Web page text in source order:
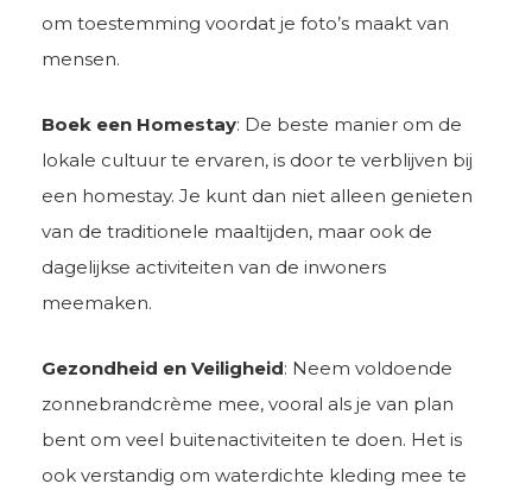
om toestemming voordat je foto’s maakt van
mensen.
Boek een Homestay: De beste manier om de
lokale cultuur te ervaren, is door te verblijven bij
een homestay. Je kunt dan niet alleen genieten
van de traditionele maaltijden, maar ook de
dagelijkse activiteiten van de inwoners
meemaken.
Gezondheid en Veiligheid: Neem voldoende
zonnebrandcrème mee, vooral als je van plan
bent om veel buitenactiviteiten te doen. Het is
ook verstandig om waterdichte kleding mee te